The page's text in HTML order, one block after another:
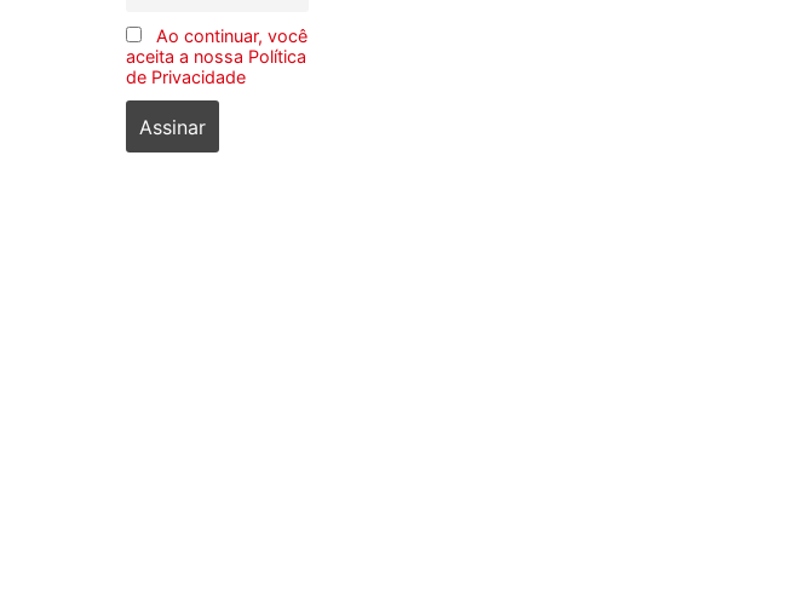
Ao continuar, você
aceita a nossa Política
de Privacidade